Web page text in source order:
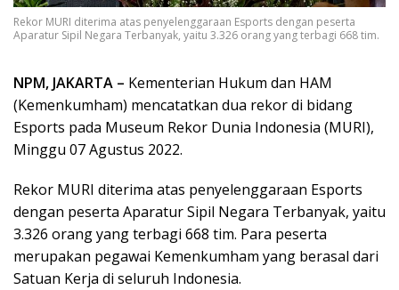
Rekor MURI diterima atas penyelenggaraan Esports dengan peserta
Aparatur Sipil Negara Terbanyak, yaitu 3.326 orang yang terbagi 668 tim.
NPM, JAKARTA – Kementerian Hukum dan HAM
(Kemenkumham) mencatatkan dua rekor di bidang
Esports pada Museum Rekor Dunia Indonesia (MURI),
Minggu 07 Agustus 2022.
Rekor MURI diterima atas penyelenggaraan Esports
dengan peserta Aparatur Sipil Negara Terbanyak, yaitu
3.326 orang yang terbagi 668 tim. Para peserta
merupakan pegawai Kemenkumham yang berasal dari
Satuan Kerja di seluruh Indonesia.